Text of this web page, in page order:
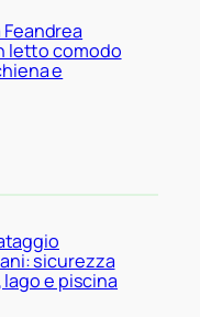
letto comodo
e
sicurezza
e piscina